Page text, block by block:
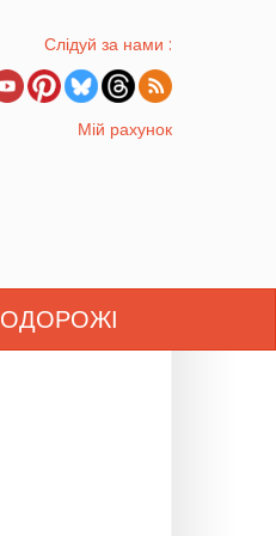
Слідуй за нами :
Мій рахунок